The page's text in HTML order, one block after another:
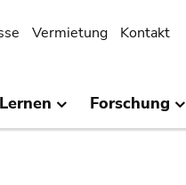
Vermietung Kontakt
Lernen Forschung